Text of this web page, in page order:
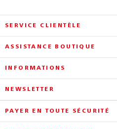
SERVICE CLIENTÈLE
ASSISTANCE BOUTIQUE
INFORMATIONS
NEWSLETTER
PAYER EN TOUTE SÉCURITÉ